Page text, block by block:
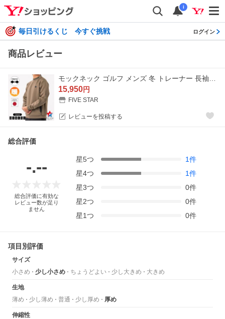
i
毎日引けるくじ 今すぐ挑戦 ログイン
商品レビュー
15,950円
FIVE STAR
レビューを投稿する
総合評価
-.--
総合評価に有効な
レビュー数が足り
ません
星5つ 1件
星4つ 1件
星3つ 0件
星2つ 0件
星1つ 0件
項目別評価
サイズ
小さめ
少し小さめ ちょうどよい 少し大きめ 大きめ
生地
薄め
少し薄め 普通 少し厚め 厚め
伸縮性